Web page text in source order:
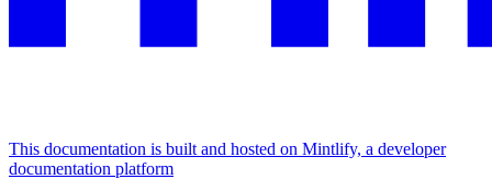
This documentation is built and hosted on Mintlify, a developer
documentation platform